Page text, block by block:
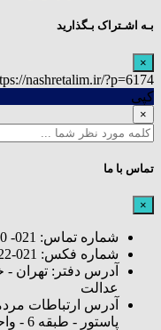
بـه اشـتراک بـگذارید
×
nashretalim.ir/?p=6174
کپی
×
تماس با ما
×
شماره تماس: 021- 000000
شماره فکس: 021-222222
آدرس دفتر: تهران -
عدالت
آدرس ارتباطات
پاستور - طبقه 6 - واحد 12